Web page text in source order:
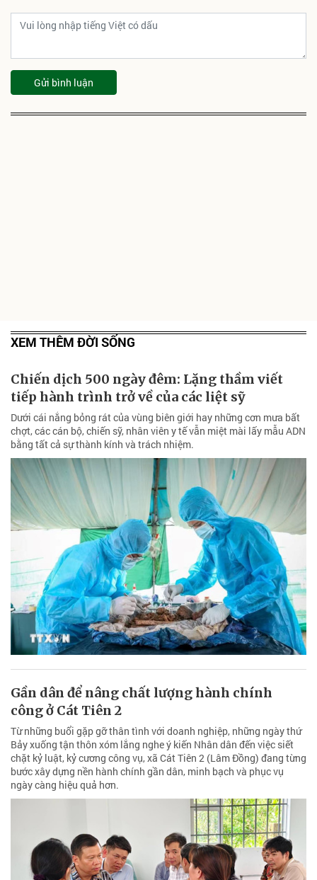
Gửi bình luận
XEM THÊM ĐỜI SỐNG
Chiến dịch 500 ngày đêm: Lặng thầm viết
tiếp hành trình trở về của các liệt sỹ
Dưới cái nắng bỏng rát của vùng biên giới hay những cơn mưa bất
chợt, các cán bộ, chiến sỹ, nhân viên y tế vẫn miệt mài lấy mẫu ADN
bằng tất cả sự thành kính và trách nhiệm.
Gần dân để nâng chất lượng hành chính
công ở Cát Tiên 2
Từ những buổi gặp gỡ thân tình với doanh nghiệp, những ngày thứ
Bảy xuống tận thôn xóm lắng nghe ý kiến Nhân dân đến việc siết
chặt kỷ luật, kỷ cương công vụ, xã Cát Tiên 2 (Lâm Đồng) đang từng
bước xây dựng nền hành chính gần dân, minh bạch và phục vụ
ngày càng hiệu quả hơn.